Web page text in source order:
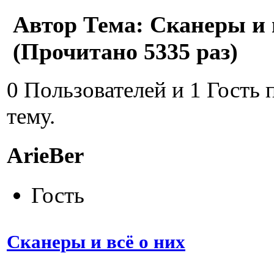
Автор Тема: Сканеры и
(Прочитано 5335 раз)
0 Пользователей и 1 Гость
тему.
ArieBer
Гость
Сканеры и всё о них